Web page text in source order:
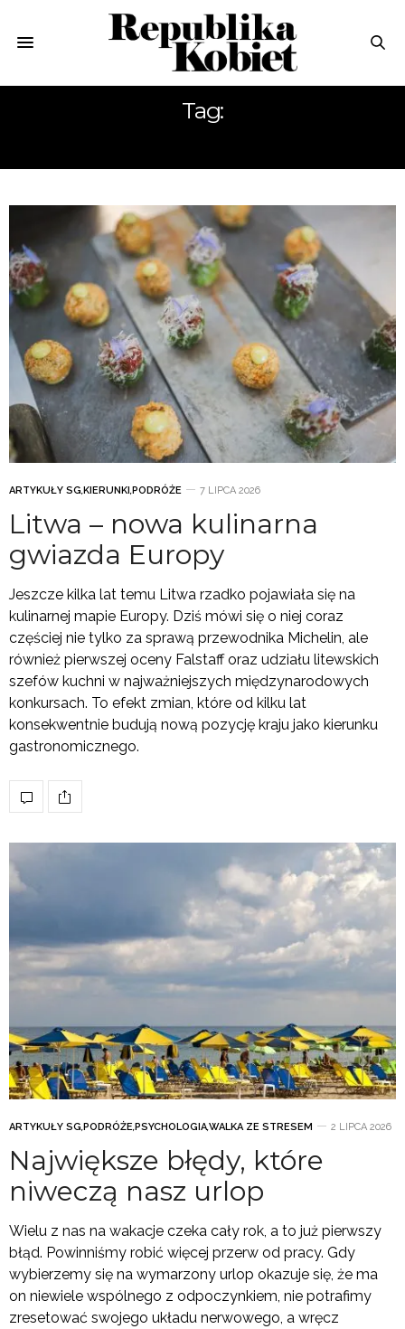
Tag:
ARTYKUŁY SG,KIERUNKI ,PODRÓŻE 7 LIPCA 2026
Litwa – nowa kulinarna
gwiazda Europy
Jeszcze kilka lat temu Litwa rzadko pojawiała się na
kulinarnej mapie Europy. Dziś mówi się o niej coraz
częściej nie tylko za sprawą przewodnika Michelin, ale
również pierwszej oceny Falstaff oraz udziału litewskich
szefów kuchni w najważniejszych międzynarodowych
konkursach. To efekt zmian, które od kilku lat
konsekwentnie budują nową pozycję kraju jako kierunku
gastronomicznego.
ARTYKUŁY SG,PODRÓŻE,PSYCHOLOGIA,WALKA ZE STRESEM 2 LIPCA 2026
Największe błędy, które
niweczą nasz urlop
Wielu z nas na wakacje czeka cały rok, a to już pierwszy
błąd. Powinniśmy robić więcej przerw od pracy. Gdy
wybierzemy się na wymarzony urlop okazuje się, że ma
on niewiele wspólnego z odpoczynkiem, nie potrafimy
zresetować swojego układu nerwowego, a wręcz